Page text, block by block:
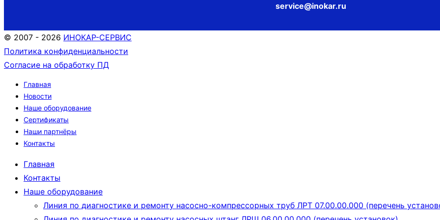
service@inokar.ru
© 2007 - 2026 ИНОКАР-СЕРВИС
Политика конфиденциальности
Согласие на обработку ПД
Главная
Новости
Наше оборудование
Сертификаты
Наши партнёры
Контакты
Главная
Контакты
Наше оборудование
Линия по диагностике и ремонту насосно-компрессорных труб ЛРТ 07.00.00.000 (перечень